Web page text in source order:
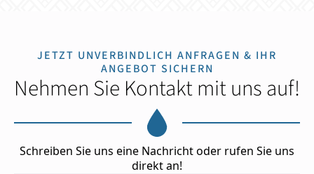
JETZT UNVERBINDLICH ANFRAGEN & IHR
ANGEBOT SICHERN
Nehmen Sie Kontakt mit uns auf!
Schreiben Sie uns eine Nachricht oder rufen Sie uns
direkt an!